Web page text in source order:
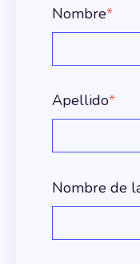
Nombre*
Apellido*
Nombre de